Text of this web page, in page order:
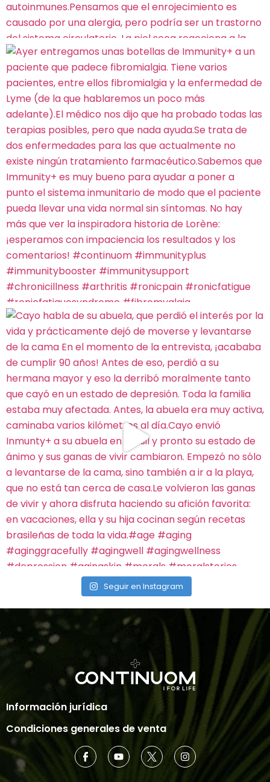
Seguir en Instagram
Información jurídica
Condiciones generales de venta